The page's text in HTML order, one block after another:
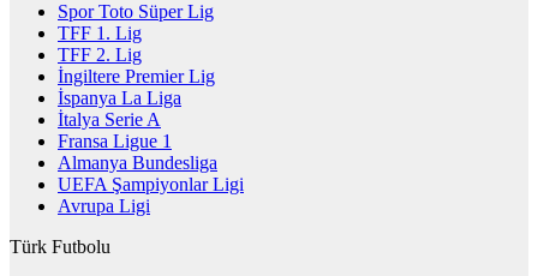
Spor Toto Süper Lig
TFF 1. Lig
TFF 2. Lig
İngiltere Premier Lig
İspanya La Liga
İtalya Serie A
Fransa Ligue 1
Almanya Bundesliga
UEFA Şampiyonlar Ligi
Avrupa Ligi
Türk Futbolu